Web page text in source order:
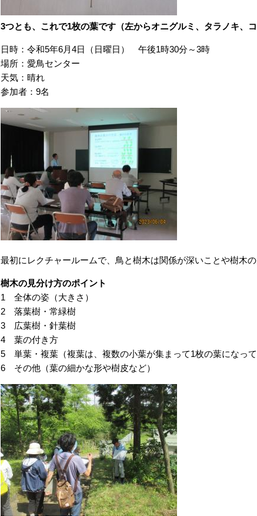
3つとも、これで1枚の葉です（左からオニグルミ、タラノキ、コ
日時：令和5年6月4日（日曜日） 午後1時30分～3時
場所：愛鳥センター
天気：晴れ
参加者：9名
最初にレクチャールームで、鳥と樹木は関係が深いことや樹木の
樹木の見分け方のポイント
1 全体の姿（大きさ）
2 落葉樹・常緑樹
3 広葉樹・針葉樹
4 葉の付き方
5 単葉・複葉（複葉は、複数の小葉が集まって1枚の葉になって
6 その他（葉の細かな形や樹皮など）